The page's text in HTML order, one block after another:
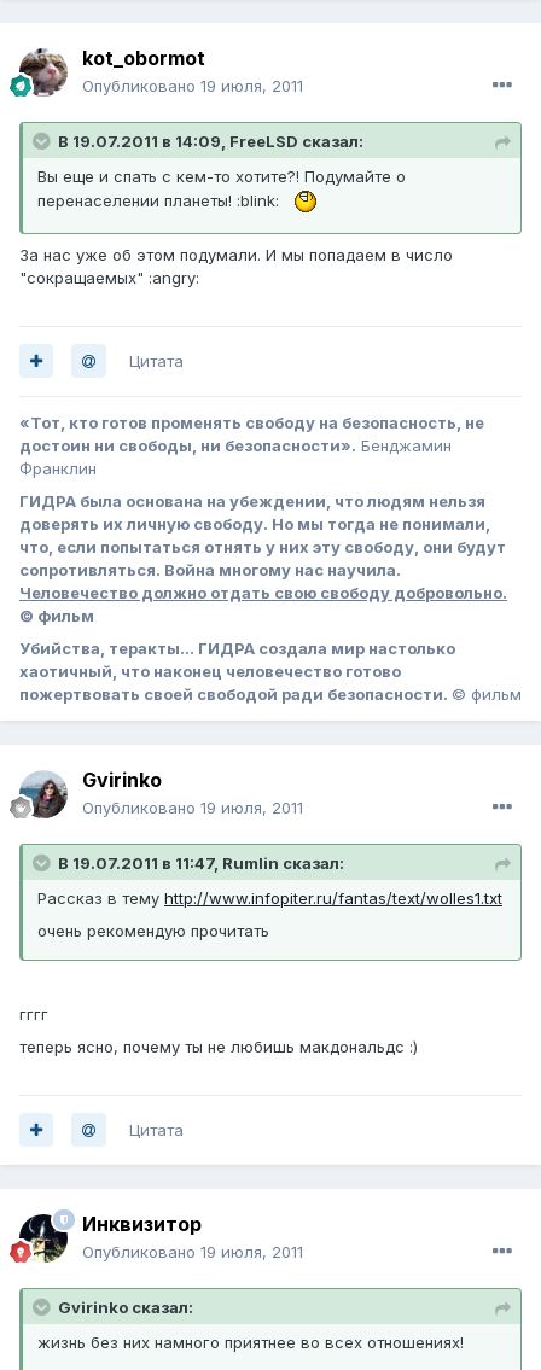
kot_obormot
Опубликовано 19 июля, 2011
В 19.07.2011 в 14:09, FreeLSD сказал:
Вы еще и спать с кем-то хотите?! Подумайте о
перенаселении планеты! :blink:
За нас уже об этом подумали. И мы попадаем в число
"сокращаемых" :angry:
Цитата
«Тот, кто готов променять свободу на безопасность, не
достоин ни свободы, ни безопасности». Бенджамин
Франклин
ГИДРА была основана на убеждении, что людям нельзя
доверять их личную свободу. Но мы тогда не понимали,
что, если попытаться отнять у них эту свободу, они будут
сопротивляться. Война многому нас научила.
Человечество должно отдать свою свободу добровольно.
© фильм
Убийства, теракты… ГИДРА создала мир настолько
хаотичный, что наконец человечество готово
пожертвовать своей свободой ради безопасности. © фильм
Gvirinko
Опубликовано 19 июля, 2011
В 19.07.2011 в 11:47, Rumlin сказал:
Рассказ в тему http://www.infopiter.ru/fantas/text/wolles1.txt
очень рекомендую прочитать
гггг
теперь ясно, почему ты не любишь макдональдс :)
Цитата
Инквизитор
Опубликовано 19 июля, 2011
Gvirinko сказал:
жизнь без них намного приятнее во всех отношениях!